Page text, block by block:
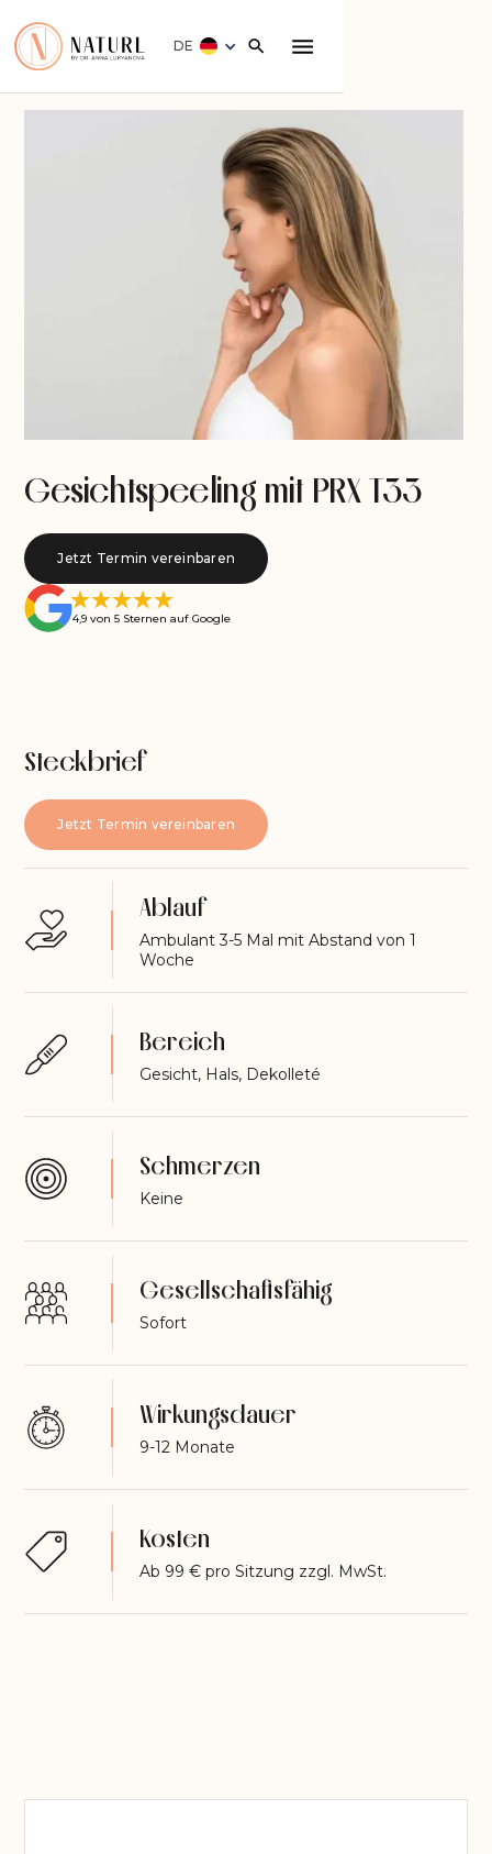
DE
Gesichtspeeling mit PRX T33
Jetzt Termin vereinbaren
4,9 von 5 Sternen auf Google
Steckbrief
Jetzt Termin vereinbaren
Ablauf
Ambulant 3-5 Mal mit Abstand von 1
Woche
Bereich
Gesicht, Hals, Dekolleté
Schmerzen
Keine
Gesellschaftsfähig
Sofort
Wirkungsdauer
9-12 Monate
Kosten
Ab 99 € pro Sitzung zzgl. MwSt.